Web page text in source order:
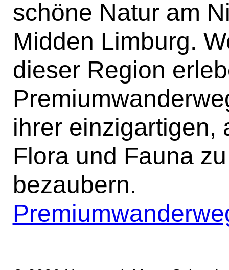
schöne Natur am
Midden Limburg.
dieser Region
ihrer einzigartigen,
Flora und Fauna
bezaubern.